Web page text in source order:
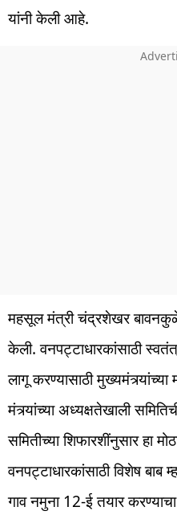
यांनी केली आहे.
महसूल मंत्री चंद्रशेखर बावनकुळे
केली. वनपट्टाधारकांसाठी
लागू करण्यासाठी
मंत्र्यांच्या अध्यक्षतेखाली
समितीच्या शिफारशींनुसार हा
वनप‌ट्टाधारकांसाठी विशेष
गाव नमुना 12-ई तयार